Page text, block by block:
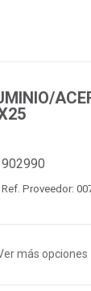
902990
Ref. Proveedor:
más opciones